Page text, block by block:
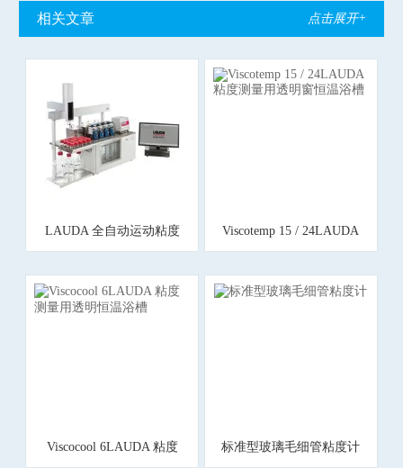
相关文章 点击展开+
LAUDA 全自动运动粘度 Viscotemp 15 / 24LAUDA
Viscocool 6LAUDA 粘度 标准型玻璃毛细管粘度计